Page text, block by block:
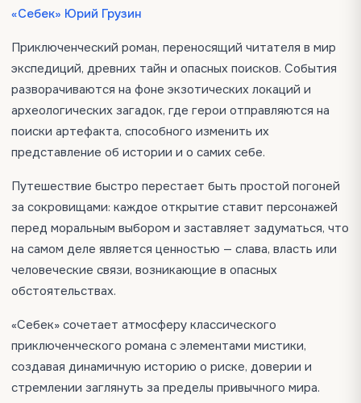
«Себек» Юрий Грузин
Приключенческий роман, переносящий читателя в мир
экспедиций, древних тайн и опасных поисков. События
разворачиваются на фоне экзотических локаций и
археологических загадок, где герои отправляются на
поиски артефакта, способного изменить их
представление об истории и о самих себе.
Путешествие быстро перестает быть простой погоней
за сокровищами: каждое открытие ставит персонажей
перед моральным выбором и заставляет задуматься, что
на самом деле является ценностью — слава, власть или
человеческие связи, возникающие в опасных
обстоятельствах.
«Себек» сочетает атмосферу классического
приключенческого романа с элементами мистики,
создавая динамичную историю о риске, доверии и
стремлении заглянуть за пределы привычного мира.